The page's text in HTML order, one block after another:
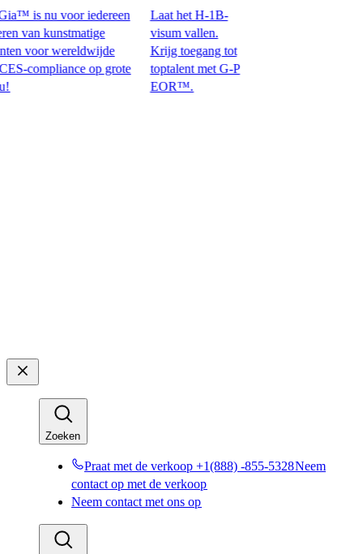
nu voor iedereen
kunstmatige
wereldwijde
op grote
Laat het H-1B-
visum vallen.
Krijg toegang tot
toptalent met G-P
EOR™.​​
Zoeken​​
Praat met de verkoop +1(888) -855-5328​​Neem
contact op met de verkoop​​
Neem contact met ons op​​